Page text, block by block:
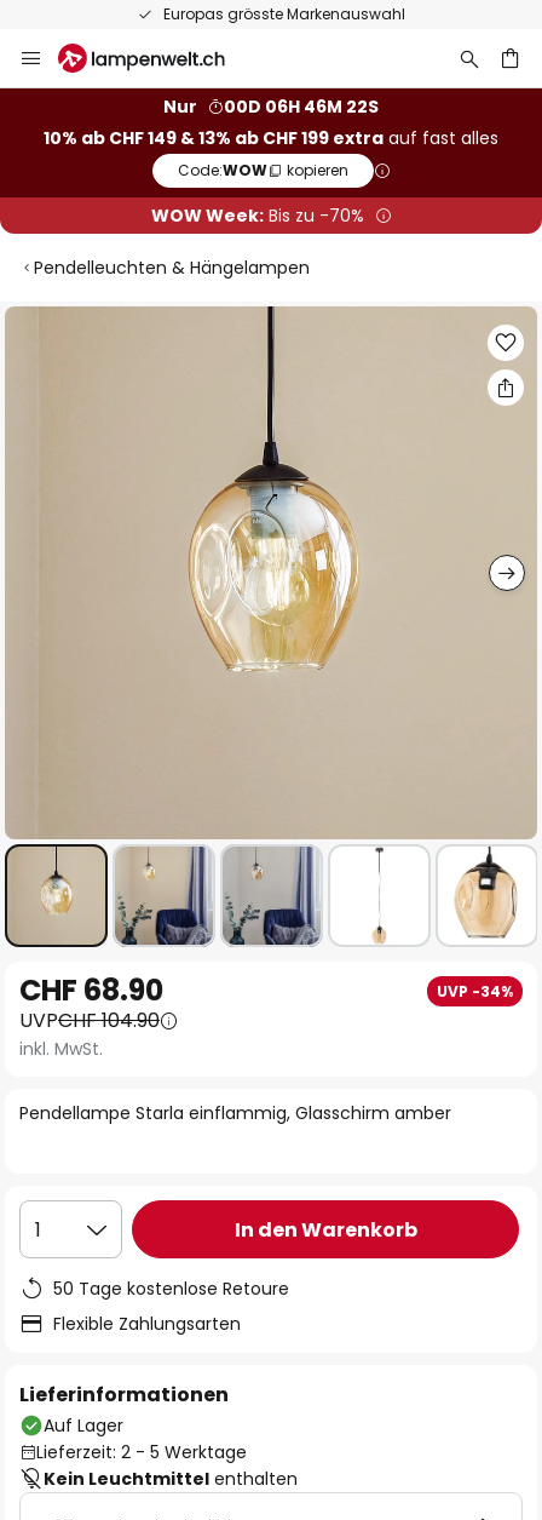
Europas grösste Markenauswahl
Inhalt
Nur
00D 06H 46M 21S
10% ab CHF 149 & 13% ab CHF 199 extra auf fast alles
Code:WOW kopieren
WOW Week:Bis zu -70%
Pendelleuchten & Hängelampen
Zum
Anfang
der
Bildgalerie
Pendellampe Starla einflammig, Glasschirm amber
CHF 68.90 UVP -34%
UVPCHF 104.90
inkl. MwSt.
1 In den Warenkorb
50 Tage kostenlose Retoure
Flexible Zahlungsarten
Lieferinformationen
Auf Lager
Lieferzeit: 2 - 5 Werktage
Kein Leuchtmittel enthalten